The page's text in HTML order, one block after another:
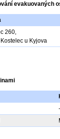
evakuovaných
260,
u Kyjova